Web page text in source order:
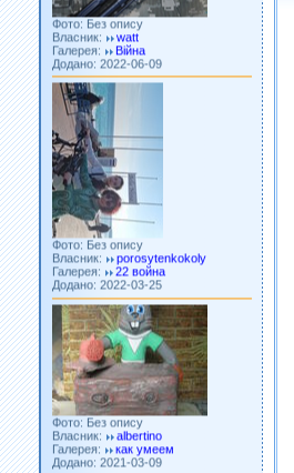
Власник:
watt
Галерея:
Війна
Додано: 2022-06-09
Фото: Без опису
Власник:
Галерея:
22 война
Додано: 2022-03-25
Фото: Без опису
Власник:
albertino
Галерея:
как умеем
Додано: 2021-03-09